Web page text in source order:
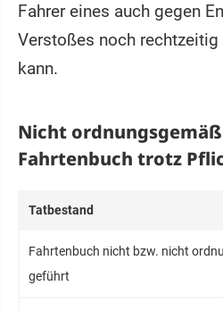
Fahrer eines auch gegen
Verstoßes noch rechtzeitig
kann.
Nicht
Fahrtenbuch trotz
Tatbestand
Fahrtenbuch nicht bzw. nicht
geführt